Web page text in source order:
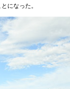
になった。